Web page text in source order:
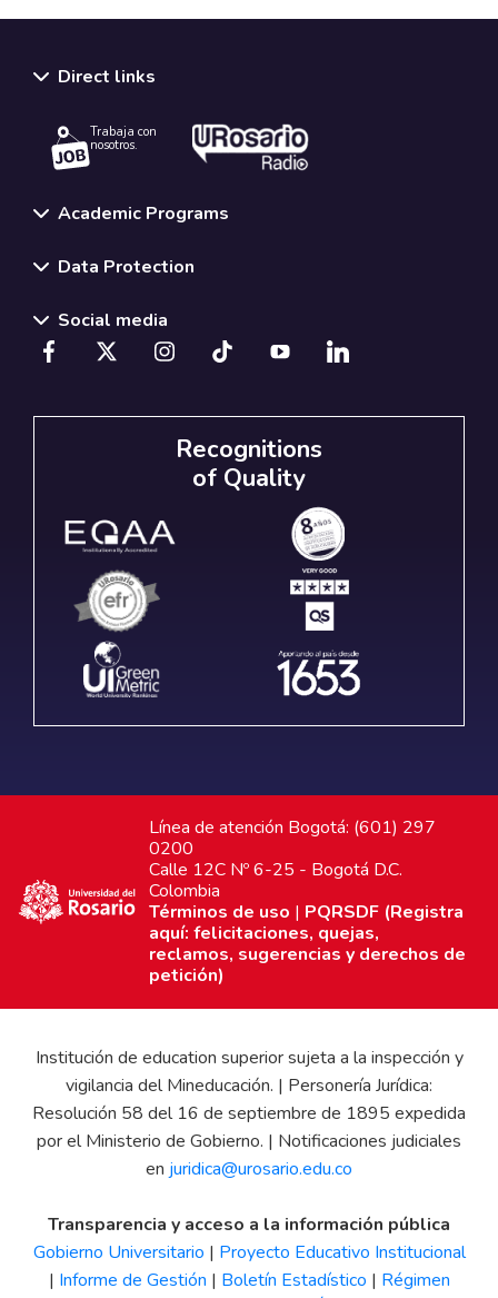
Direct links
Trabaja con
nosotros.
Academic Programs
Data Protection
Social media
Recognitions
of Quality
Línea de atención Bogotá: (601) 297
0200
Calle 12C Nº 6-25 - Bogotá D.C.
Colombia
Términos de uso | PQRSDF (Registra
aquí: felicitaciones, quejas,
reclamos, sugerencias y derechos de
petición)
Institución de education superior sujeta a la inspección y
vigilancia del Mineducación. | Personería Jurídica:
Resolución 58 del 16 de septiembre de 1895 expedida
por el Ministerio de Gobierno. | Notificaciones judiciales
en juridica@urosario.edu.co
Transparencia y acceso a la información pública
Gobierno Universitario | Proyecto Educativo Institucional
| Informe de Gestión | Boletín Estadístico | Régimen